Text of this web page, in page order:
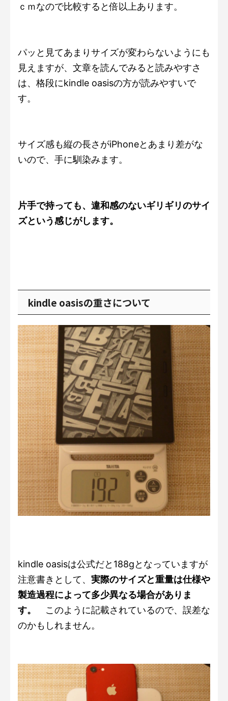
ｃｍなので比較すると倍以上あります。
パッと見てあまりサイズが変わらないようにも
見えますが、文章を読んでみると読みやすさ
は、格段にkindle oasisの方が読みやすいで
す。
サイズ感も縦の長さがiPhoneとあまり差がな
いので、手に馴染みます。
片手で持っても、違和感のないギリギリのサイ
ズという感じがします。
kindle oasisの重さについて
kindle oasisは公式だと188gとなっていますが
注意書きとして、 実際のサイズと重量は仕様や
製造過程によって多少異なる場合がありま
す。
このように記載されているので、誤差な
のかもしれません。